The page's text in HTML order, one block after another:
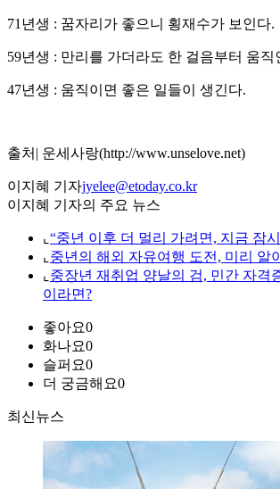
71년생 : 꿈자리가 좋으니 횡재수가 보인다.
59년생 : 만리를 가더라도 한 걸음부터 움직
47년생 : 움직이면 좋은 일들이 생긴다.
출처| 운세사랑(http://www.unselove.net)
이지혜 기자jyelee@etoday.co.kr
이지혜 기자의 주요 뉴스
⌞ “중년 이후 더 멀리 가려면, 지금 잠
⌞ 중년의 해외 자유여행 도전, 미리 알
⌞ 중장년 재취업 양날의 검, 민간 자격
이라면?
좋아요0
화나요0
슬퍼요0
더 궁금해요0
최신뉴스